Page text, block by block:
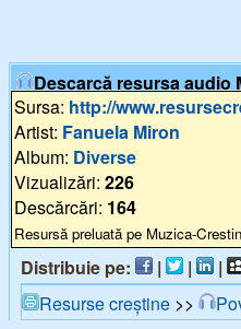
Descarcă resursa audio
Sursa: http://
Artist: Fanuela Miron
Album: Diverse
Vizualizări: 226
Descărcări: 164
Resursă preluată pe Muzica-
Distribuie pe: | | |
Resurse creștine >>